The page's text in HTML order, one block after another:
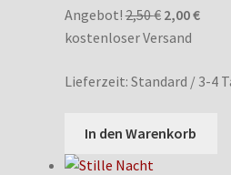
Angebot!2,50€
Preis
2,50 €
2,00€
2,00
kostenloser Versand
Lieferzeit: Standard / 3-4
In den Warenkorb